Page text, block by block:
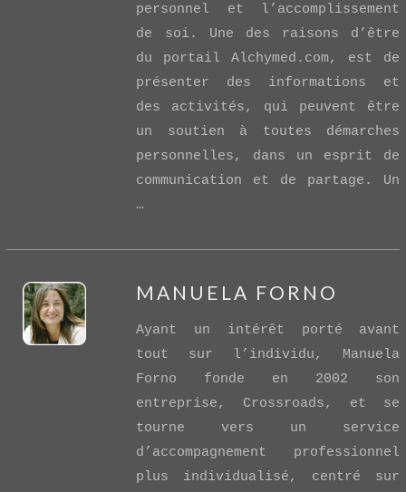
personnel et l’accomplissement
de soi. Une des raisons d’être
du portail Alchymed.com, est de
présenter des informations et
des activités, qui peuvent être
un soutien à toutes démarches
personnelles, dans un esprit de
communication et de partage. Un
…
MANUELA FORNO
Ayant un intérêt porté avant
tout sur l’individu, Manuela
Forno fonde en 2002 son
entreprise, Crossroads, et se
tourne vers un service
d’accompagnement professionnel
plus individualisé, centré sur